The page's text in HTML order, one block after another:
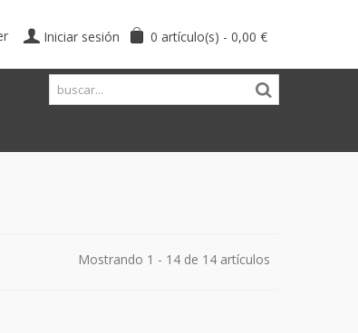
0 artículo(s) - 0,00 €
Iniciar sesión
Mostrando 1 - 14 de 14 artículos